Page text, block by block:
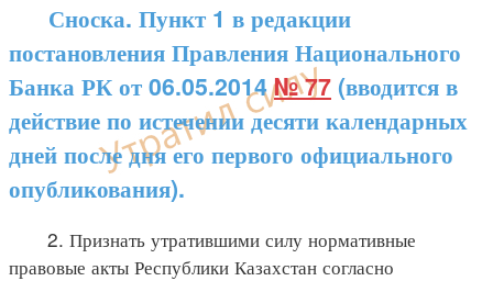
Сноска. Пункт 1 в редакции
постановления Правления Национального
Банка РК от 06.05.2014№ 77 (вводится в
действие по истечении десяти календарных
дней после дня его первого официального
опубликования).
2. Признать утратившими силу нормативные
правовые акты Республики Казахстан согласно